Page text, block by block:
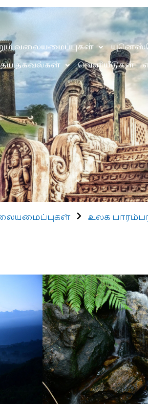
வலையமைப்புகள்
தகவல்கள்
வெளியீடுகள்
உலக